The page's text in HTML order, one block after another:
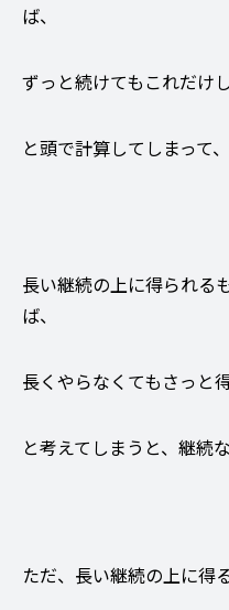
ば、
ずっと続けてもこれだけ
と頭で計算してしまって
長い継続の上に得られる
ば、
長くやらなくてもさっと
と考えてしまうと、継続
ただ、長い継続の上に得